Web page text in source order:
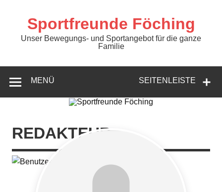
springenSportfreunde Föching
Unser Bewegungs- und Sportangebot für die ganze
Familie
SEITENLEISTE
MENÜ
REDAKTEUR